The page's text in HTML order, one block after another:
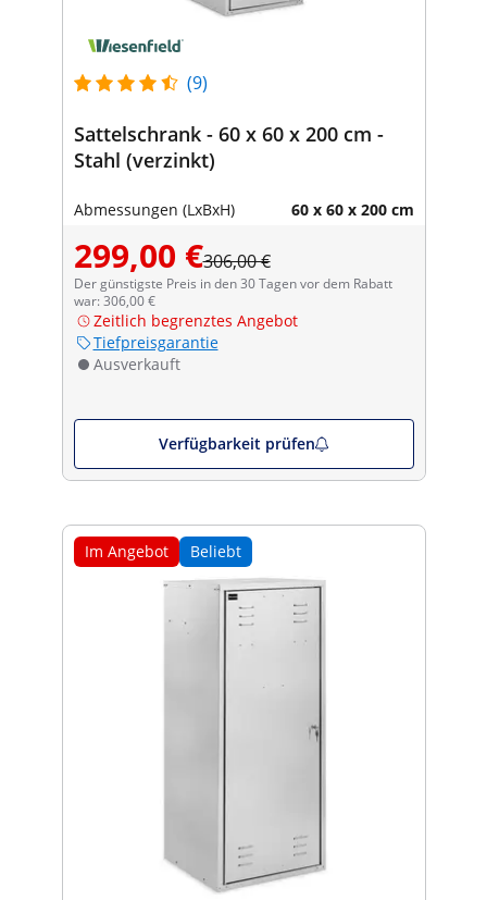
(9)
Sattelschrank - 60 x 60 x 200 cm -
Stahl (verzinkt)
Abmessungen (LxBxH) 60 x 60 x 200 cm
299,00 €306,00 €
Der günstigste Preis in den 30 Tagen vor dem Rabatt
war: 306,00 €
Zeitlich begrenztes Angebot
Tiefpreisgarantie
Ausverkauft
Verfügbarkeit prüfen
Im Angebot Beliebt